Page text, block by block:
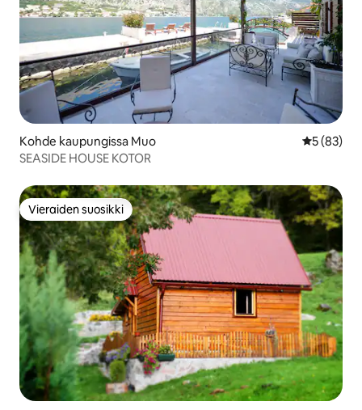
Kohde kaupungissa Muo
5 (83)
SEASIDE HOUSE KOTOR
Vieraiden suosikki
Vieraiden suosikki